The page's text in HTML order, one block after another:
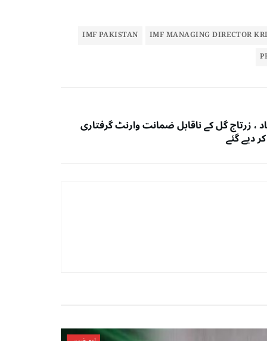
IMF MANAGING DIRECTOR
IMF PAKISTAN
، زرتاج گل کے ناقابل ضمانت وارنٹ گرفتاری
دیے گئے